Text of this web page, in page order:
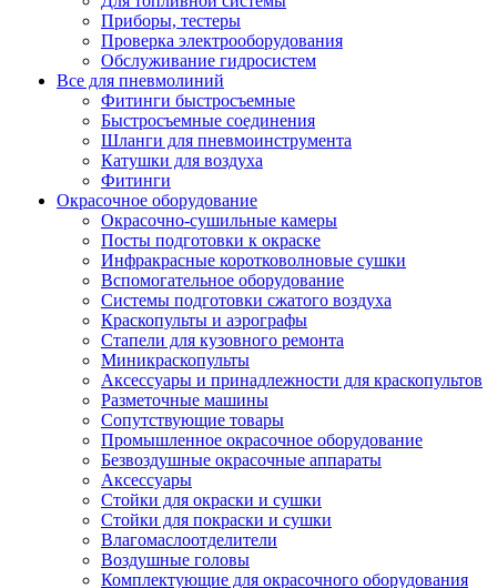
Приборы, тестеры
Проверка электрооборудования
Обслуживание гидросистем
Все для пневмолиний
Фитинги быстросъемные
Быстросъемные соединения
Шланги для пневмоинструмента
Катушки для воздуха
Фитинги
Окрасочное оборудование
Окрасочно-сушильные камеры
Посты подготовки к окраске
Инфракрасные коротковолновые сушки
Вспомогательное оборудование
Системы подготовки сжатого воздуха
Краскопульты и аэрографы
Стапели для кузовного ремонта
Миникраскопульты
Аксессуары и принадлежности для краскопультов
Разметочные машины
Сопутствующие товары
Промышленное окрасочное оборудование
Безвоздушные окрасочные аппараты
Аксессуары
Стойки для окраски и сушки
Стойки для покраски и сушки
Влагомаслоотделители
Воздушные головы
Комплектующие для окрасочного оборудования